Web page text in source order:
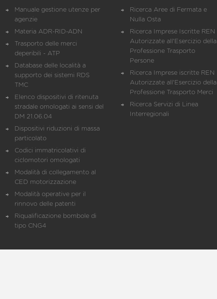
Manuale gestione utenze per
agenzie
Materia ADR-RID-ADN
Trasporto delle merci
deperibili - ATP
Database delle località a
supporto dei sistemi RDS
TMC
Elenco dispositivi di ritenuta
stradale omologati ai sensi del
DM 21.06.04
Dispositivi riduzioni di massa
particolato
Codici immatricolativi di
ciclomotori omologati
Modalità di collegamento al
CED motorizzazione
Modalità operative per il
rinnovo delle patenti
Riqualificazione bombole di
tipo CNG4
Ricerca Aree di Fermata e
Nulla Osta
Ricerca Imprese Iscritte REN
Autorizzate all'Esercizio della
Professione Trasporto
Persone
Ricerca Imprese iscritte REN
Autorizzate all'Esercizio della
Professione Trasporto Merci
Ricerca Servizi di Linea
Interregionali